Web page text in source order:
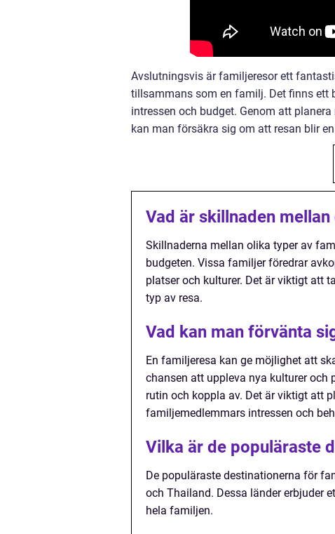
Avslutningsvis är familjeresor ett
tillsammans som en familj. Det finns ett
intressen och budget. Genom att
kan man försäkra sig om att resan blir
Vad är skillnaden
Skillnaderna mellan olika typer av
budgeten. Vissa familjer föredrar
platser och kulturer. Det är viktigt att
typ av resa.
Vad kan man förvänta
En familjeresa kan ge möjlighet att
chansen att uppleva nya kulturer och
rutin och koppla av. Det är viktigt att
familjemedlemmars intressen och
Vilka är de populäraste
De populäraste destinationerna för
och Thailand. Dessa länder erbjuder
hela familjen.